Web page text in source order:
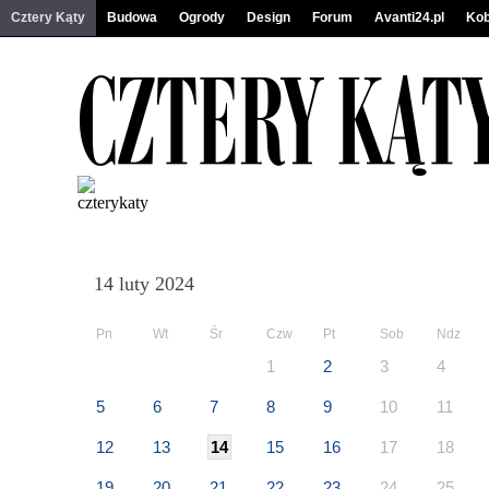
Cztery Kąty Budowa Ogrody Design Forum Avanti24.pl
14 luty 2024
Pn Wt Śr Czw Pt Sob Ndz
1 2 3 4
5 6 7 8 9 10 11
12 13 14 15 16 17 18